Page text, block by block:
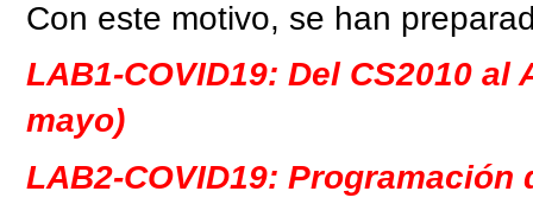
Con este motivo, se han
LAB1-COVID19: Del CS2010 al
mayo)
LAB2-COVID19: Programación